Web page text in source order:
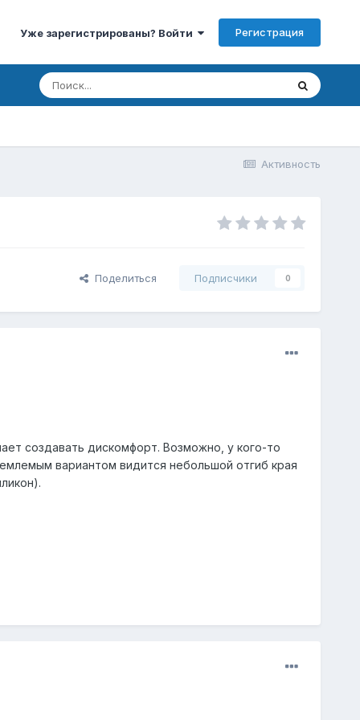
Уже зарегистрированы? Войти Регистрация
Активность
Поделиться Подписчики 0
создавать дискомфорт. Возможно, у кого-то
вариантом видится небольшой отгиб края